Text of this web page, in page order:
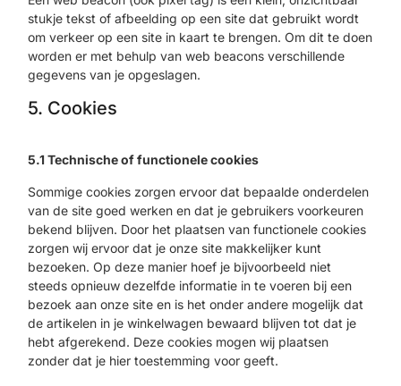
stukje tekst of afbeelding op een site dat gebruikt wordt
om verkeer op een site in kaart te brengen. Om dit te doen
worden er met behulp van web beacons verschillende
gegevens van je opgeslagen.
5. Cookies
5.1 Technische of functionele cookies
Sommige cookies zorgen ervoor dat bepaalde onderdelen
van de site goed werken en dat je gebruikers voorkeuren
bekend blijven. Door het plaatsen van functionele cookies
zorgen wij ervoor dat je onze site makkelijker kunt
bezoeken. Op deze manier hoef je bijvoorbeeld niet
steeds opnieuw dezelfde informatie in te voeren bij een
bezoek aan onze site en is het onder andere mogelijk dat
de artikelen in je winkelwagen bewaard blijven tot dat je
hebt afgerekend. Deze cookies mogen wij plaatsen
zonder dat je hier toestemming voor geeft.